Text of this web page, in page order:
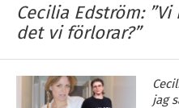
Cecilia Edström:
det vi förlorar?”
jag